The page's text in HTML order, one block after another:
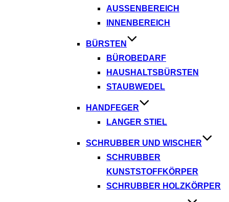
AUSSENBEREICH
INNENBEREICH
BÜRSTEN
BÜROBEDARF
HAUSHALTSBÜRSTEN
STAUBWEDEL
HANDFEGER
LANGER STIEL
SCHRUBBER UND WISCHER
SCHRUBBER
KUNSTSTOFFKÖRPER
SCHRUBBER HOLZKÖRPER